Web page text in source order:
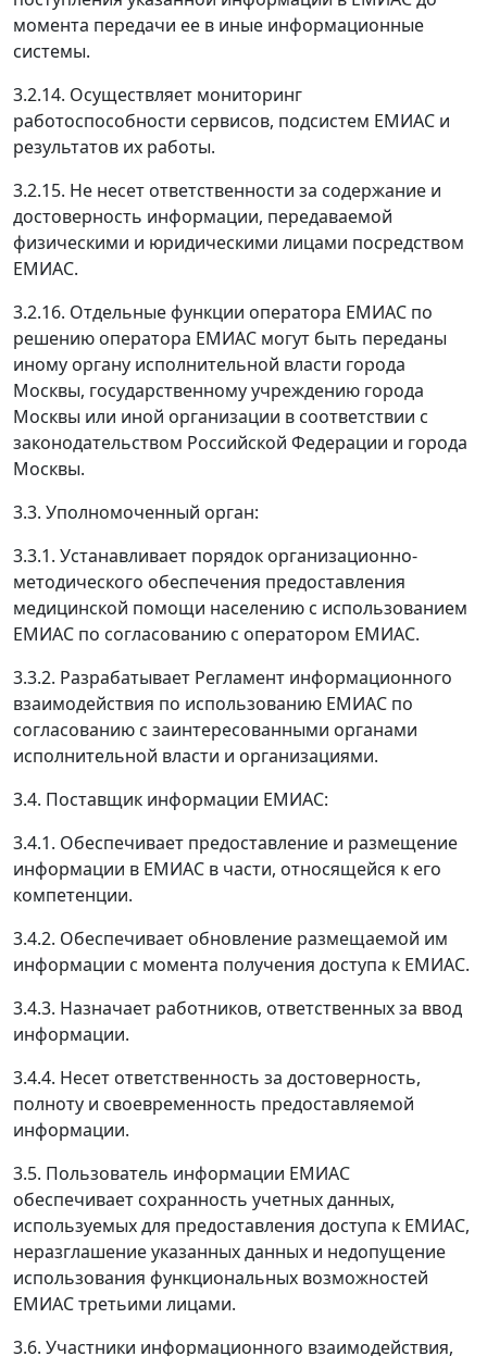
момента передачи ее в иные информационные
системы.
3.2.14. Осуществляет мониторинг
работоспособности сервисов, подсистем ЕМИАС и
результатов их работы.
3.2.15. Не несет ответственности за содержание и
достоверность информации, передаваемой
физическими и юридическими лицами посредством
ЕМИАС.
3.2.16. Отдельные функции оператора ЕМИАС по
решению оператора ЕМИАС могут быть переданы
иному органу исполнительной власти города
Москвы, государственному учреждению города
Москвы или иной организации в соответствии с
законодательством Российской Федерации и города
Москвы.
3.3. Уполномоченный орган:
3.3.1. Устанавливает порядок организационно-
методического обеспечения предоставления
медицинской помощи населению с использованием
ЕМИАС по согласованию с оператором ЕМИАС.
3.3.2. Разрабатывает Регламент информационного
взаимодействия по использованию ЕМИАС по
согласованию с заинтересованными органами
исполнительной власти и организациями.
3.4. Поставщик информации ЕМИАС:
3.4.1. Обеспечивает предоставление и размещение
информации в ЕМИАС в части, относящейся к его
компетенции.
3.4.2. Обеспечивает обновление размещаемой им
информации с момента получения доступа к ЕМИАС.
3.4.3. Назначает работников, ответственных за ввод
информации.
3.4.4. Несет ответственность за достоверность,
полноту и своевременность предоставляемой
информации.
3.5. Пользователь информации ЕМИАС
обеспечивает сохранность учетных данных,
используемых для предоставления доступа к ЕМИАС,
неразглашение указанных данных и недопущение
использования функциональных возможностей
ЕМИАС третьими лицами.
3.6. Участники информационного взаимодействия,